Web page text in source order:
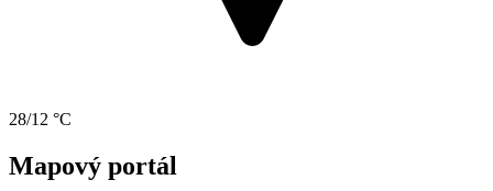
28/12 °C
Mapový portál